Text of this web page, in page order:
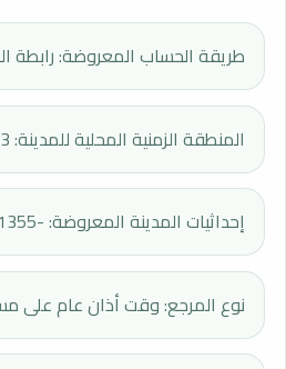
طريقة الحساب المعروضة: رابطة
المنطقة الزمنية المحلية للمدينة: GMT+3.
إحداثيات المدينة المعروضة: -12.1355, 44.4249.
نوع المرجع: وقت أذان عام على